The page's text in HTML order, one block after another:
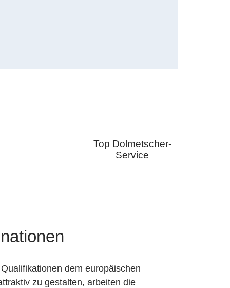
Top Dolmetscher-
Service
dem europäischen
zu gestalten, arbeiten die